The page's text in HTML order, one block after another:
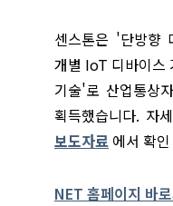
센스톤은 '단방향
개별 IoT 디바이스
기술'로 산업통상
획득했습니다. 자
보도자료 에서 확
NET 홈페이지 바